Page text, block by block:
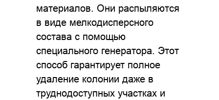
материалов. Они распыляются
в виде мелкодисперсного
состава с помощью
специального генератора. Этот
способ гарантирует полное
удаление колонии даже в
труднодоступных участках и